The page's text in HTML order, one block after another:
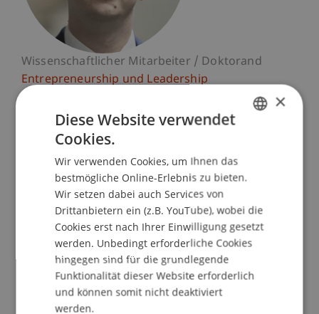
Wissenschaftlicher Mitarbeiter / Doktorand
Entrepreneurship und Leadership
Universität Liechtenstein
Fürst-Franz-Josef-Strasse
9490 Vaduz
Liechtenstein
T. +423 265 12 49
theo.ravet@uni.li
Forschung Publikationen
×
Diese Website verwendet
Cookies.
Wir verwenden Cookies, um Ihnen das
bestmögliche Online-Erlebnis zu bieten.
Wir setzen dabei auch Services von
Drittanbietern ein (z.B. YouTube), wobei die
Cookies erst nach Ihrer Einwilligung gesetzt
werden. Unbedingt erforderliche Cookies
hingegen sind für die grundlegende
Funktionalität dieser Website erforderlich
und können somit nicht deaktiviert
werden.